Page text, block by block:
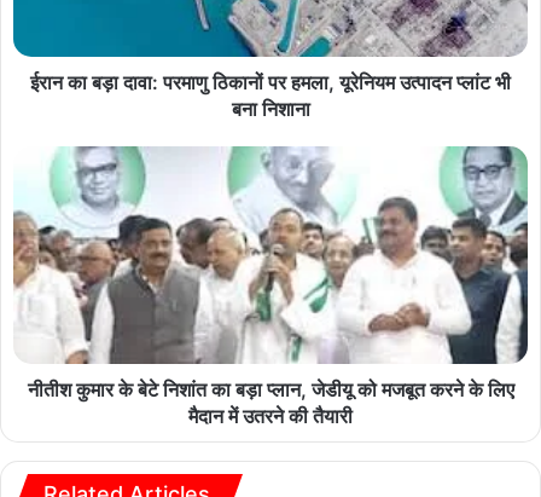
ईरान का बड़ा दावा: परमाणु ठिकानों पर हमला, यूरेनियम उत्पादन प्लांट भी
बना निशाना
नीतीश कुमार के बेटे निशांत का बड़ा प्लान, जेडीयू को मजबूत करने के लिए
मैदान में उतरने की तैयारी